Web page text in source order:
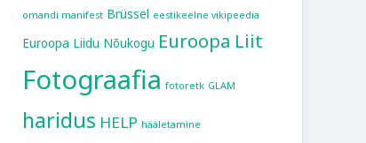
omandi manifest Brüssel eestikeelne vikipeedia
Euroopa Liidu Nõukogu Euroopa Liit
Fotograafia fotoretk GLAM
haridus HELP hääletamine